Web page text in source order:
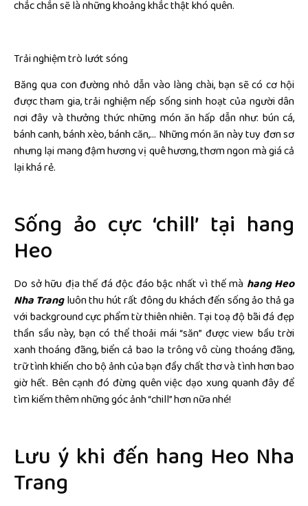
chắc chắn sẽ là những khoảng khắc thật khó quên.
Trải nghiệm trò lướt sóng
Băng qua con đường nhỏ dẫn vào làng chài, bạn sẽ có cơ hội
được tham gia, trải nghiệm nếp sống sinh hoạt của người dân
nơi đây và thưởng thức những món ăn hấp dẫn như: bún cá,
bánh canh, bánh xèo, bánh căn,… Những món ăn này tuy đơn sơ
nhưng lại mang đậm hương vị quê hương, thơm ngon mà giá cả
lại khá rẻ.
Sống ảo cực ‘chill’ tại hang
Heo
Do sở hữu địa thế đá độc đáo bậc nhất vì thế mà hang Heo
Nha Trangluôn thu hút rất đông du khách đến sống ảo thả ga
với background cực phẩm từ thiên nhiên. Tại toạ độ bãi đá đẹp
thần sầu này, bạn có thể thoải mái “săn” được view bầu trời
xanh thoáng đãng, biển cả bao la trông vô cùng thoáng đãng,
trữ tình khiến cho bộ ảnh của bạn đầy chất thơ và tình hơn bao
giờ hết. Bên cạnh đó đừng quên việc dạo xung quanh đây để
tìm kiếm thêm những góc ảnh “chill” hơn nữa nhé!
Lưu ý khi đến hang Heo Nha
Trang